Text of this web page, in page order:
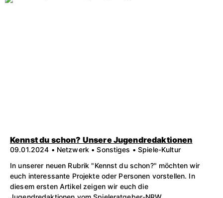
Kennst du schon? Unsere Jugendredaktionen
09.01.2024 • Netzwerk • Sonstiges • Spiele-Kultur
In unserer neuen Rubrik "Kennst du schon?" möchten wir
euch interessante Projekte oder Personen vorstellen. In
diesem ersten Artikel zeigen wir euch die